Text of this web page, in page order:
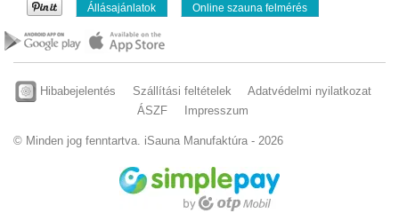
Állásajánlatok Online szauna felmérés
Hibabejelentés Szállítási feltételek
Adatvédelmi nyilatkozat
ÁSZF
Impresszum
© Minden jog fenntartva. iSauna Manufaktúra - 2026